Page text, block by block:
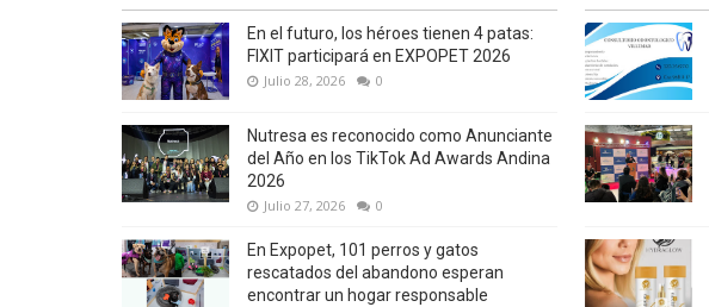
En el futuro, los héroes tienen 4 patas:
FIXIT participará en EXPOPET 2026
Julio 28, 2026 0
Nutresa es reconocido como Anunciante
del Año en los TikTok Ad Awards Andina
2026
Julio 27, 2026 0
En Expopet, 101 perros y gatos
rescatados del abandono esperan
encontrar un hogar responsable